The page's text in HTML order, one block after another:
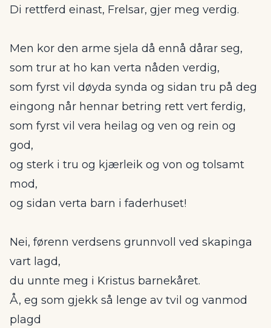
Di rettferd einast, Frelsar, gjer meg verdig.
Men kor den arme sjela då ennå dårar seg,
som trur at ho kan verta nåden verdig,
som fyrst vil døyda synda og sidan tru på deg
eingong når hennar betring rett vert ferdig,
som fyrst vil vera heilag og ven og rein og
god,
og sterk i tru og kjærleik og von og tolsamt
mod,
og sidan verta barn i faderhuset!
Nei, førenn verdsens grunnvoll ved skapinga
vart lagd,
du unnte meg i Kristus barnekåret.
Å, eg som gjekk så lenge av tvil og vanmod
plagd